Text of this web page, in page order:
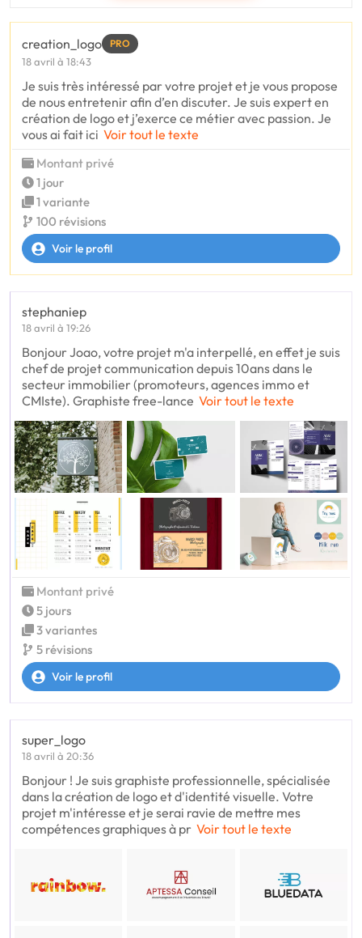
creation_logo PRO
18 avril à 18:43
Je suis très intéressé par votre projet et je vous propose
de nous entretenir afin d’en discuter. Je suis expert en
création de logo et j’exerce ce métier avec passion. Je
vous ai fait ici Voir tout le texte
Montant privé
1 jour
1 variante
100 révisions
Voir le profil
stephaniep
18 avril à 19:26
Bonjour Joao, votre projet m'a interpellé, en effet je suis
chef de projet communication depuis 10ans dans le
secteur immobilier (promoteurs, agences immo et
CMIste). Graphiste free-lance Voir tout le texte
Montant privé
5 jours
3 variantes
5 révisions
Voir le profil
super_logo
18 avril à 20:36
Bonjour ! Je suis graphiste professionnelle, spécialisée
dans la création de logo et d'identité visuelle. Votre
projet m'intéresse et je serai ravie de mettre mes
compétences graphiques à pr Voir tout le texte